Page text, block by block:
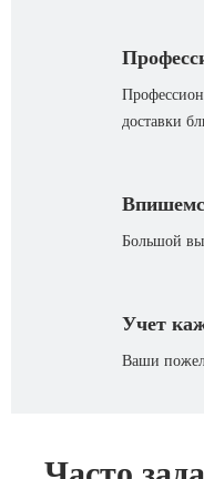
доставки
Большой
Учет
Ваши